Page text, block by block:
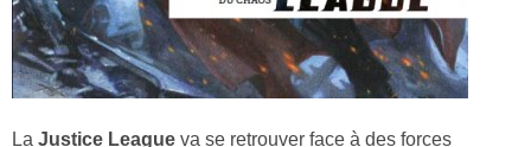
La Justice League va se retrouver face à des forces